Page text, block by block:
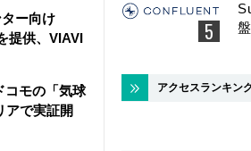
ー向け
提供、VIAVI
モの「気球
アで実証開
アクセスランキン